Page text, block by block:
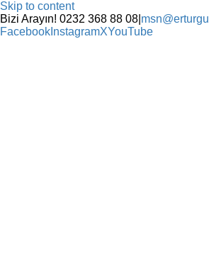
Skip to content
Bizi Arayın! 0232 368 88 08
Facebook InstagramXYouTube